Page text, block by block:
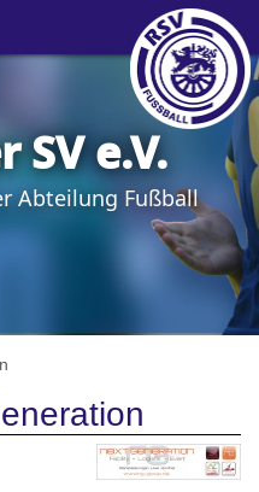
SV e.V.
Abteilung Fußball